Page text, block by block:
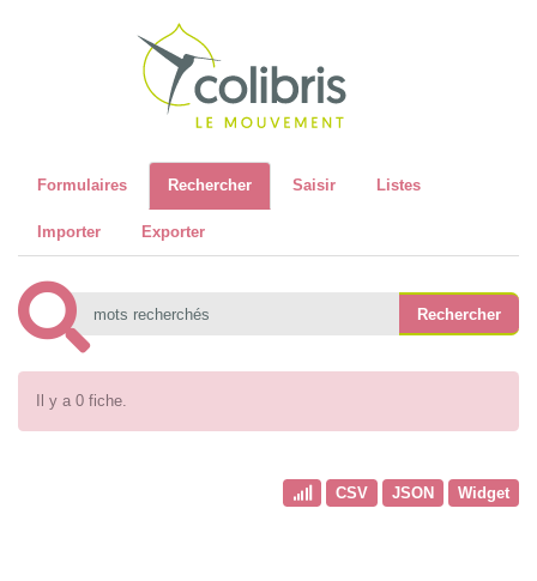
Formulaires Rechercher Saisir Listes
Importer Exporter
Il y a 0 fiche.
CSV JSON Widget